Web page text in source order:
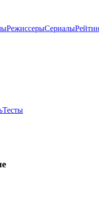
РежиссерыСериалы
Тесты